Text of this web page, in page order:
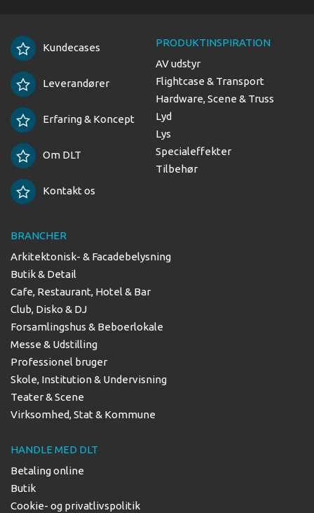
Kundecases
Leverandører
Erfaring & Koncept
Om DLT
Kontakt os
PRODUKTINSPIRATION
AV udstyr
Flightcase & Transport
Hardware, Scene & Truss
Lyd
Lys
Specialeffekter
Tilbehør
BRANCHER
Arkitektonisk- & Facadebelysning
Butik & Detail
Cafe, Restaurant, Hotel & Bar
Club, Disko & DJ
Forsamlingshus & Beboerlokale
Messe & Udstilling
Professionel bruger
Skole, Institution & Undervisning
Teater & Scene
Virksomhed, Stat & Kommune
HANDLE MED DLT
Betaling online
Butik
Cookie- og privatlivspolitik